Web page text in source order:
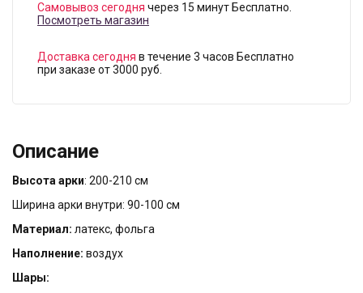
Самовывоз сегодня через 15 минут Бесплатно.
Посмотреть магазин
Доставка сегодня в течение 3 часов Бесплатно
при заказе от 3000 руб.
Описание
Высота арки: 200-210 см
Ширина арки внутри: 90-100 см
Материал: латекс, фольга
Наполнение: воздух
Шары: